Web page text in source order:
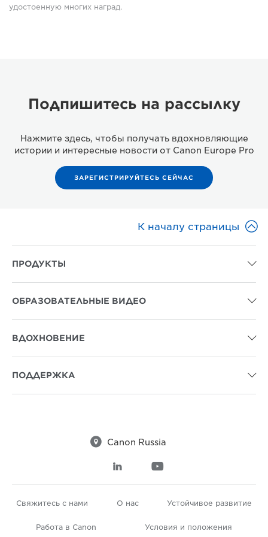
удостоенную многих наград.
Подпишитесь на рассылку
Нажмите здесь, чтобы получать вдохновляющие
истории и интересные новости от Canon Europe Pro
ЗАРЕГИСТРИРУЙТЕСЬ СЕЙЧАС
К началу страницы 
ПРОДУКТЫ 
ОБРАЗОВАТЕЛЬНЫЕ ВИДЕО 
ВДОХНОВЕНИЕ 
ПОДДЕРЖКА 
 Canon Russia
 
Свяжитесь с нами О нас Устойчивое развитие
Работа в Canon Условия и положения